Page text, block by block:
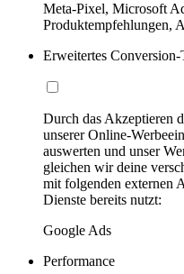
Meta-Pixel, Microsoft
Produktempfehlungen,
Erweitertes
Durch das Akzeptieren
unserer Online-
auswerten und unser
gleichen wir deine
mit folgenden externen
Dienste bereits nutzt:
Google Ads
Performance